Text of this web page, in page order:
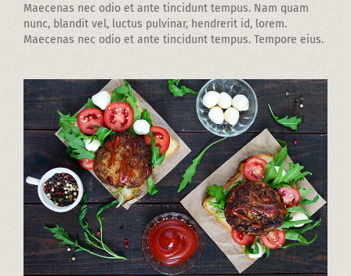
Maecenas nec odio et ante tincidunt tempus. Nam quam
nunc, blandit vel, luctus pulvinar, hendrerit id, lorem.
Maecenas nec odio et ante tincidunt tempus. Tempore eius.